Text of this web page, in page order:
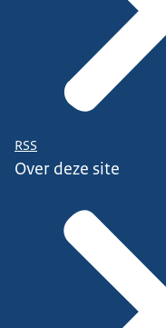
RSS
Over deze site